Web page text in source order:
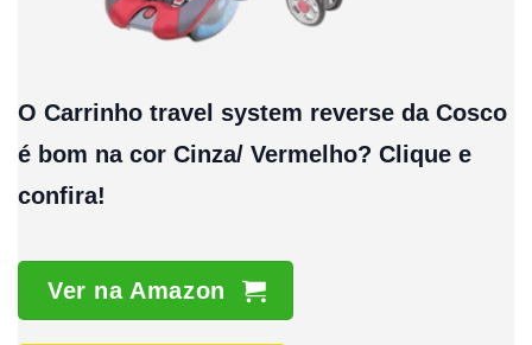
O Carrinho travel system reverse da Cosco
é bom na cor Cinza/ Vermelho? Clique e
confira!
Ver na Amazon